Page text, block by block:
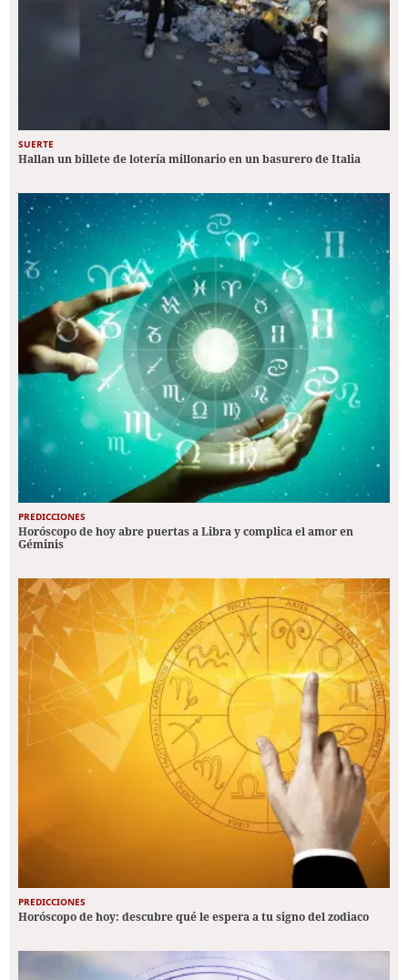
SUERTE
Hallan un billete de lotería millonario en un basurero de Italia
PREDICCIONES
Horóscopo de hoy abre puertas a Libra y complica el amor en
Géminis
PREDICCIONES
Horóscopo de hoy: descubre qué le espera a tu signo del zodiaco